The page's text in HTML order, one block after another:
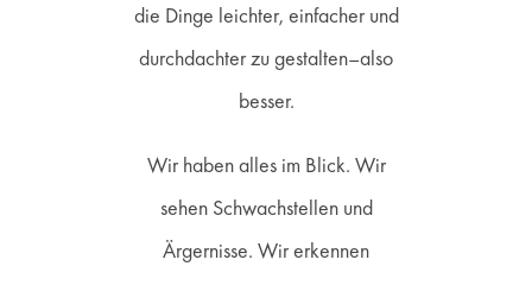
die Dinge leichter, einfacher und
durchdachter zu gestalten–also
besser.
Wir haben alles im Blick. Wir
sehen Schwachstellen und
Ärgernisse. Wir erkennen